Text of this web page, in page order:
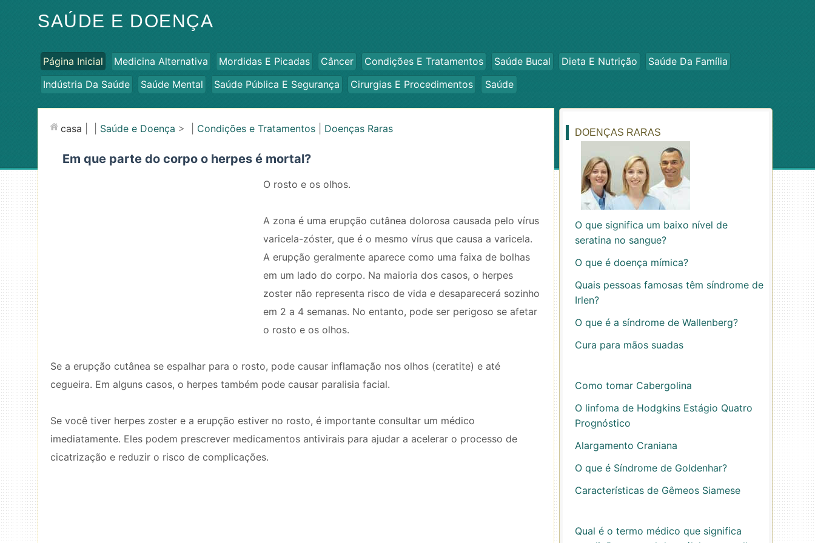
SAÚDE E DOENÇA
Página Inicial Medicina Alternativa Mordidas E Picadas Câncer Condições E Tratamentos Saúde Bucal Dieta E Nutrição
Saúde Da Família
Indústria Da Saúde
Saúde Mental Saúde Pública E Segurança Cirurgias E Procedimentos Saúde
casa Saúde e Doença > | Condições e Tratamentos Doenças Raras
Em que parte do corpo o herpes é mortal?
O rosto e os olhos.
A zona é uma erupção cutânea dolorosa causada pelo vírus
varicela-zóster, que é o mesmo vírus que causa a varicela.
A erupção geralmente aparece como uma faixa de bolhas
em um lado do corpo. Na maioria dos casos, o herpes
zoster não representa risco de vida e desaparecerá sozinho
em 2 a 4 semanas. No entanto, pode ser perigoso se afetar
o rosto e os olhos.
Se a erupção cutânea se espalhar para o rosto, pode causar inflamação nos olhos (ceratite) e até
cegueira. Em alguns casos, o herpes também pode causar paralisia facial.
Se você tiver herpes zoster e a erupção estiver no rosto, é importante consultar um médico
imediatamente. Eles podem prescrever medicamentos antivirais para ajudar a acelerar o processo de
cicatrização e reduzir o risco de complicações.
DOENÇAS RARAS
O que significa um baixo nível de
seratina no sangue?
O que é doença mímica?
Quais pessoas famosas têm síndrome de
Irlen?
O que é a síndrome de Wallenberg?
Cura para mãos suadas
Como tomar Cabergolina
O linfoma de Hodgkins Estágio Quatro
Prognóstico
Alargamento Craniana
O que é Síndrome de Goldenhar?
Características de Gêmeos Siamese
Qual é o termo médico que significa